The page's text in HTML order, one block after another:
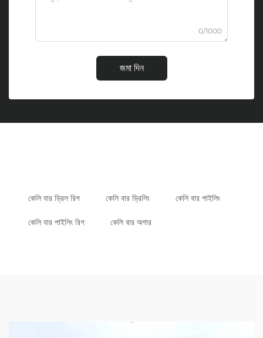
0/1000
জমা দিন
কেলি বার ড্রিল রিগ কেলি বার ড্রিলিং কেলি বার পাইলিং
কেলি বার পাইলিং রিগ কেলি বার অগার